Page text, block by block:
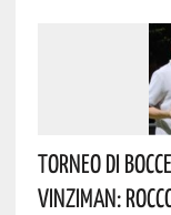
Torneo Di
Vinziman: